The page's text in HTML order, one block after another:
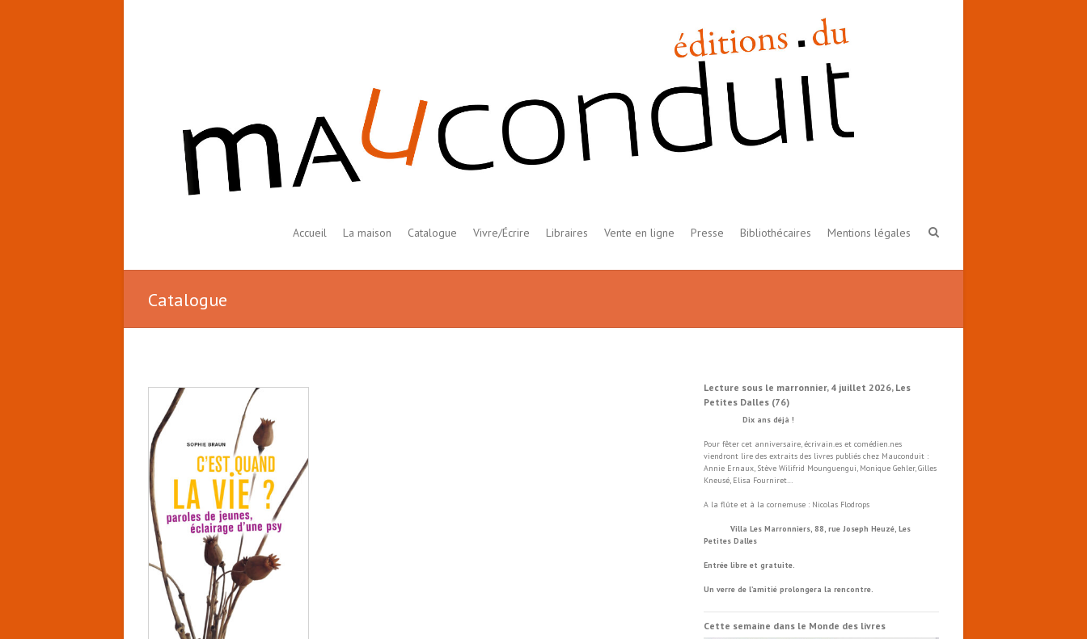
Accueil La maison Catalogue Vivre/Écrire Libraires Vente en ligne Presse Bibliothécaires Mentions légales
Catalogue
Lecture sous le marronnier, 4 juillet 2026, Les
Petites Dalles (76)
Dix ans déjà !
Pour fêter cet anniversaire, écrivain.es et comédien.nes
viendront lire des extraits des livres publiés chez Mauconduit :
Annie Ernaux, Stève Wilifrid Mounguengui, Monique Gehler, Gilles
Kneusé, Elisa Fourniret…
A la flûte et à la cornemuse : Nicolas Flodrops
Villa Les Marronniers, 88, rue Joseph Heuzé, Les
Petites Dalles
Entrée libre et gratuite.
Un verre de l’amitié prolongera la rencontre.
Cette semaine dans le Monde des livres